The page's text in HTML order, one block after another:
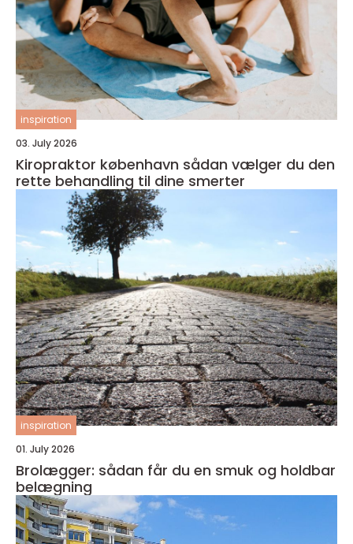
inspiration
03. July 2026
Kiropraktor københavn sådan vælger du den
rette behandling til dine smerter
inspiration
01. July 2026
Brolægger: sådan får du en smuk og holdbar
belægning